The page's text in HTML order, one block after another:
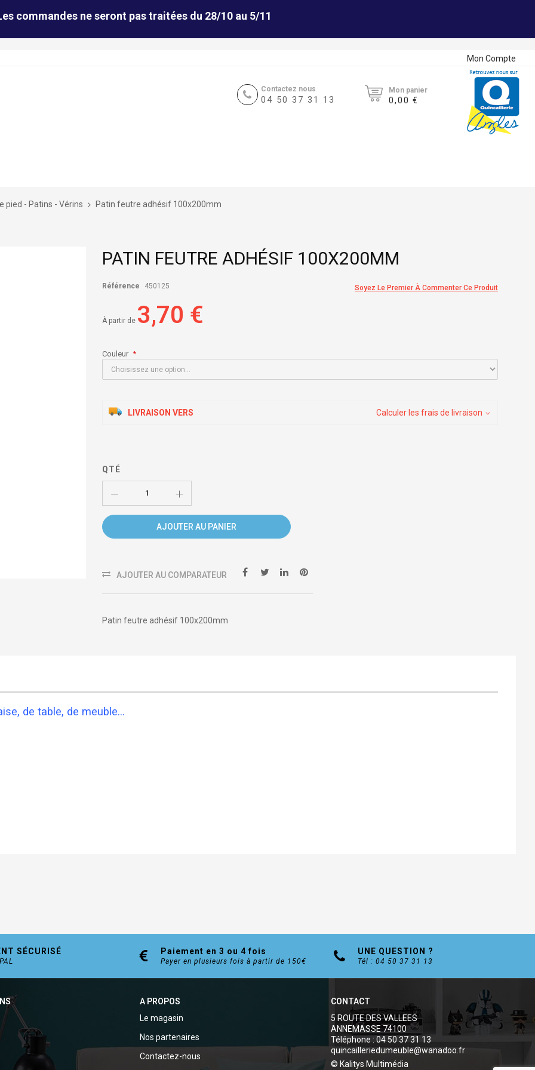
commandes ne seront pas traitées du 28/10 au 5/11
Mon Compte
Contactez nous
04 50 37 31 13
Mon panier
0,00 €
pied - Patins - Vérins Patin feutre adhésif 100x200mm
PATIN FEUTRE ADHÉSIF 100X200MM
Soyez Le Premier À Commenter Ce Produit
Référence 450125
À partir de 3,70 €
Couleur
LIVRAISON VERS Calculer les frais de livraison
QTÉ
AJOUTER AU PANIER
AJOUTER AU COMPARATEUR
Patin feutre adhésif 100x200mm
de table, de meuble...
SÉCURISÉ Paiement en 3 ou 4 fois
Payer en plusieurs fois à partir de 150€
UNE QUESTION ?
Tél : 04 50 37 31 13
A PROPOS
Le magasin
Nos partenaires
Contactez-nous
CONTACT
5 ROUTE DES VALLEES
ANNEMASSE 74100
Téléphone : 04 50 37 31 13
quincailleriedumeuble@wanadoo.fr
© Kalitys Multimédia